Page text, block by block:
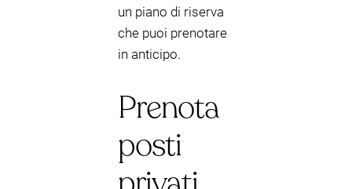
un piano di riserva
che puoi prenotare
in anticipo.
Prenota
posti